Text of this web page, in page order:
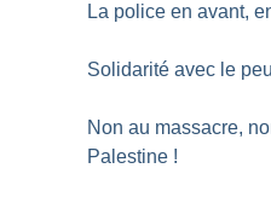
La police en avant,
Solidarité avec le
Non au massacre,
Palestine !